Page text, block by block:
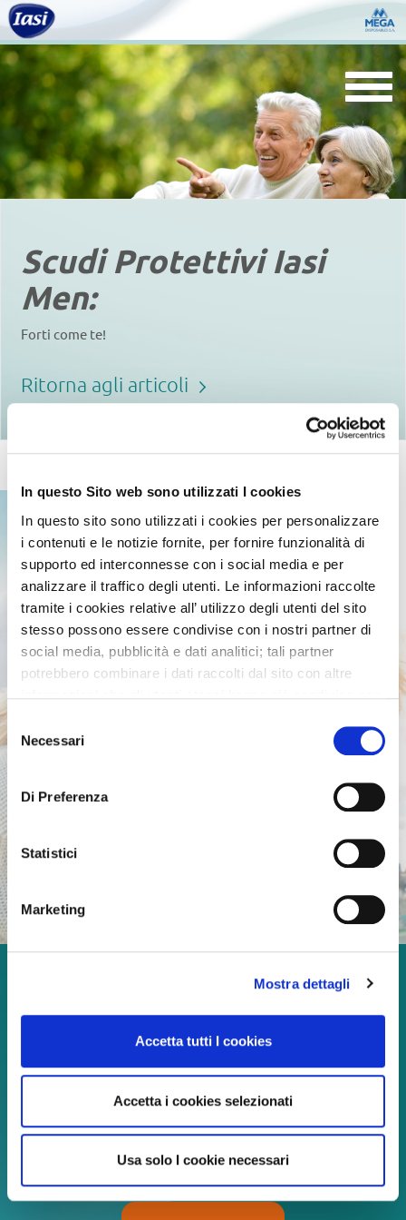
In questo Sito web sono utilizzati I cookies
In questo sito sono utilizzati i cookies per personalizzare
i contenuti e le notizie fornite, per fornire funzionalità di
supporto ed interconnesse con i social media e per
analizzare il traffico degli utenti. Le informazioni raccolte
tramite i cookies relative all’ utilizzo degli utenti del sito
stesso possono essere condivise con i nostri partner di
social media, pubblicità e dati analitici; tali partner
potrebbero combinare i dati raccolti dal sito con altre
utilizzato uno o più dei loro servizi.
delNecessari
Di Preferenza
Statistici
Marketing
Mostra dettagli
Accetta tutti I cookies
Accetta i cookies selezionati
Usa solo I cookie necessari
Scudi Protettivi Iasi
Men:
Forti come te!
Ritorna agli articoli
Godetevi ogni momento
della vita!
Continua a leggere
Download